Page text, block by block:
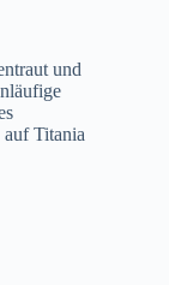
und
Titania